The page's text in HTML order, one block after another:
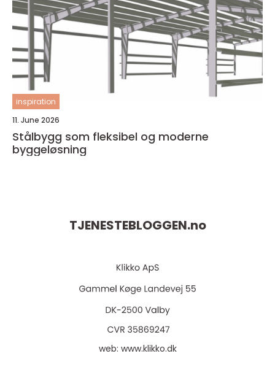
inspiration
11. June 2026
Stålbygg som fleksibel og moderne
byggeløsning
TJENESTEBLOGGEN.no
web: www.klikko.dk